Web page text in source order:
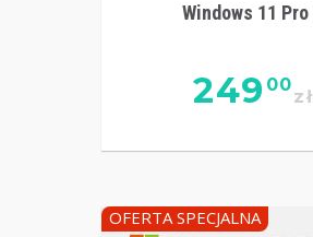
Windows 11 Pro
249 00
zł
OFERTA SPECJALNA